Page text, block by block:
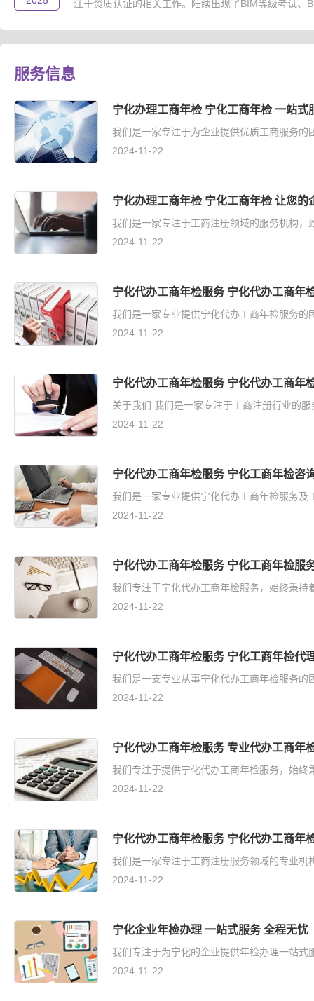
注于资质认证的相关工作。陆续出现了BIM等级考试、
服务信息
宁化办理工商年检 宁化工商年检 一站式
我们是一家专注于为企业提供优质工商服务
2024-11-22
宁化办理工商年检 宁化工商年检 让您的
我们是一家专注于工商注册领域的服务机构
2024-11-22
宁化代办工商年检服务 宁化代办工商年
我们是一家专业提供宁化代办工商年检服务
2024-11-22
宁化代办工商年检服务 宁化代办工商年
关于我们 我们是一家专注于工商注册行业的
2024-11-22
宁化代办工商年检服务 宁化工商年检咨
我们是一家专业提供宁化代办工商年检服务
2024-11-22
宁化代办工商年检服务 宁化工商年检服
我们专注于宁化代办工商年检服务，始终秉持
2024-11-22
宁化代办工商年检服务 宁化工商年检代
我们是一支专业从事宁化代办工商年检服务
2024-11-22
宁化代办工商年检服务 专业代办工商年
我们专注于提供宁化代办工商年检服务，始终
2024-11-22
宁化代办工商年检服务 宁化代办工商年
我们是一家专注于工商注册服务领域的专业
2024-11-22
宁化企业年检办理 一站式服务 全程无忧
我们专注于为宁化的企业提供年检办理一站
2024-11-22